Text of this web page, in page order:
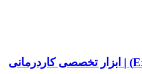
خرید اگزر بورد (Exer Board) | ابزار تخصصی کاردرمانی